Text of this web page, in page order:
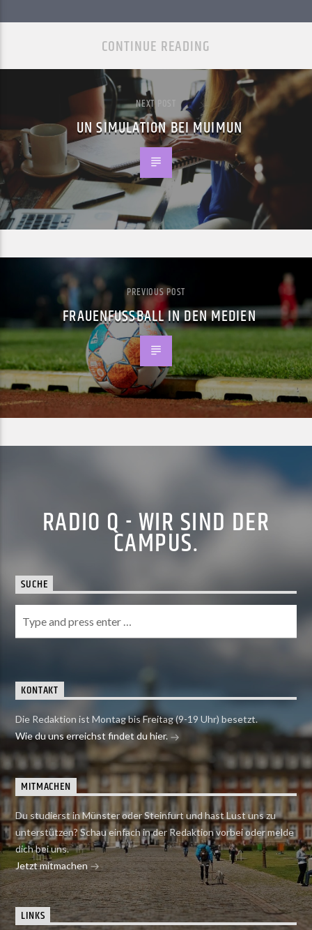
CONTINUE READING
NEXT POST
UN SIMULATION BEI MUIMUN
PREVIOUS POST
FRAUENFUSSBALL IN DEN MEDIEN
RADIO Q - WIR SIND DER
CAMPUS.
SUCHE
KONTAKT
Die Redaktion ist Montag bis Freitag (9-19 Uhr) besetzt.
Wie du uns erreichst findet du hier.
MITMACHEN
Du studierst in Münster oder Steinfurt und hast Lust uns zu
unterstützen? Schau einfach in der Redaktion vorbei oder melde
dich bei uns.
Jetzt mitmachen
LINKS